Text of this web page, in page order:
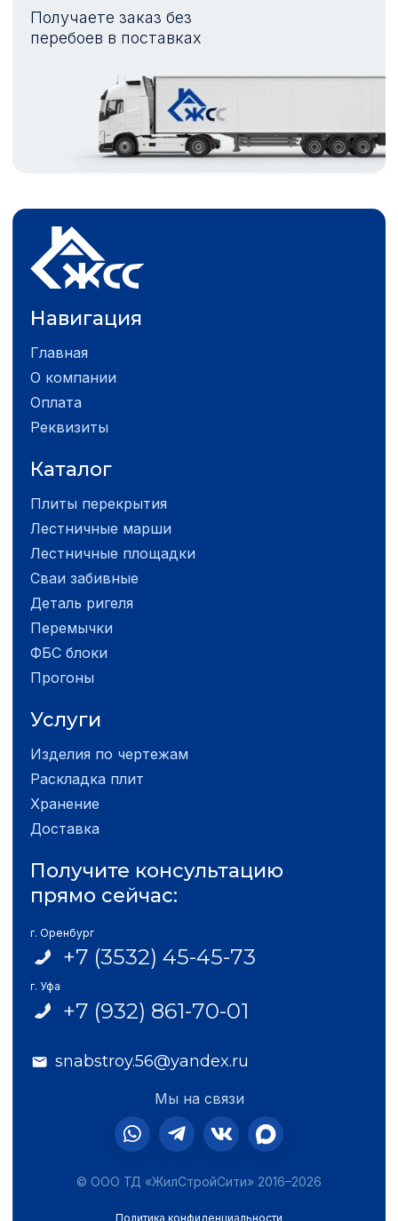
Получаете заказ без
перебоев в поставках
Навигация
Главная
О компании
Оплата
Реквизиты
Каталог
Плиты перекрытия
Лестничные марши
Лестничные площадки
Сваи забивные
Деталь ригеля
Перемычки
ФБС блоки
Прогоны
Услуги
Изделия по чертежам
Раскладка плит
Хранение
Доставка
Получите консультацию
прямо сейчас:
г. Оренбург
+7 (3532) 45-45-73
г. Уфа
+7 (932) 861-70-01
snabstroy.56@yandex.ru
Мы на связи
© ООО ТД «ЖилСтройСити» 2016–2026
Политика конфиденциальности